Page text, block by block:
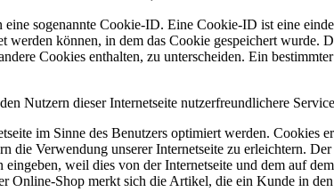
sogenannte Cookie-ID. Eine Cookie-ID ist eine
können, in dem das Cookie gespeichert wurde.
Cookies enthalten, zu unterscheiden. Ein
Nutzern dieser Internetseite nutzerfreundlichere
im Sinne des Benutzers optimiert werden. Cookies
die Verwendung unserer Internetseite zu erleichtern.
weil dies von der Internetseite und dem auf
Shop merkt sich die Artikel, die ein Kunde in